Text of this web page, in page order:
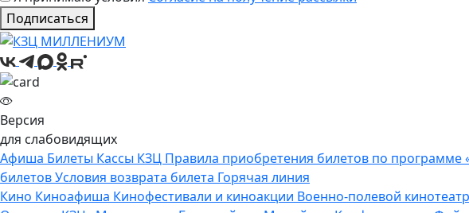
Подписаться
Версия
для слабовидящих
Афиша Билеты Кассы КЗЦ Правила приобретения билетов по программе
билетовУсловия возврата билета Горячая линия
Кино Киноафиша Кинофестивали и киноакции Военно-полевой кинотеатр